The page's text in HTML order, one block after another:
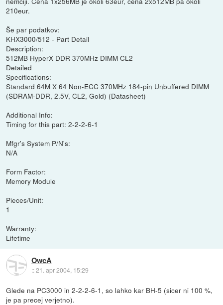
210eur.
Še par podatkov:
KHX3000/512 - Part Detail
Description:
512MB HyperX DDR 370MHz DIMM CL2
Detailed
Specifications:
Standard 64M X 64 Non-ECC 370MHz 184-pin Unbuffered DIMM
(SDRAM-DDR, 2.5V, CL2, Gold) (Datasheet)
Additional Info:
Timing for this part: 2-2-2-6-1
Mfgr's System P/N's:
N/A
Form Factor:
Memory Module
Pieces/Unit:
1
Warranty:
Lifetime
OwcA
::21. apr 2004, 15:29
Glede na PC3000 in 2-2-2-6-1, so lahko kar BH-5 (sicer ni 100 %,
je pa precej verjetno).